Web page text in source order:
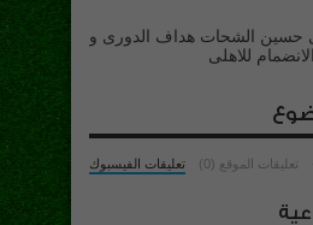
حسين الشحات هداف الدورى و
للاهلى
تعليقات الفيسبوك تعليقات الموقع (0)